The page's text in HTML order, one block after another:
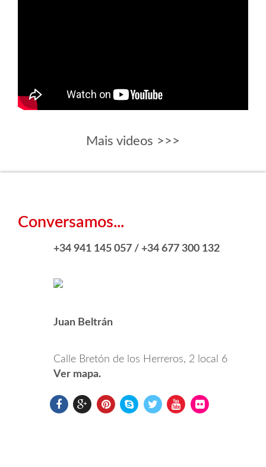
Mais videos >>>
Conversamos...
+34 941 145 057 / +34 677 300 132
Juan Beltrán
Calle Bretón de los Herreros, 2 local 6
Ver mapa.